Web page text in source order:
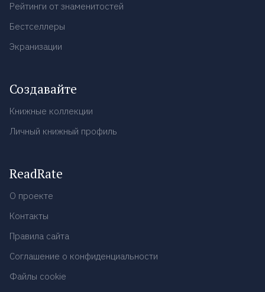
Рейтинги от знаменитостей
Бестселлеры
Экранизации
Создавайте
Книжные коллекции
Личный книжный профиль
ReadRate
О проекте
Контакты
Правила сайта
Соглашение о конфиденциальности
Файлы cookie